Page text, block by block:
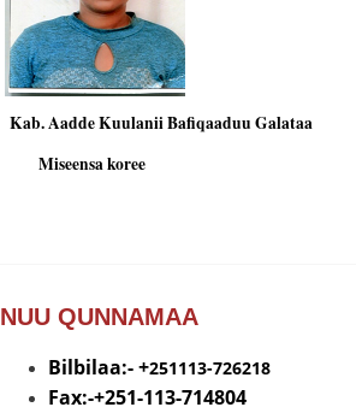
Kab. Aadde Kuulanii Bafiqaaduu Galataa
Miseensa koree
NUU QUNNAMAA
Bilbilaa:- +251113-726218
Fax:-+251-113-714804